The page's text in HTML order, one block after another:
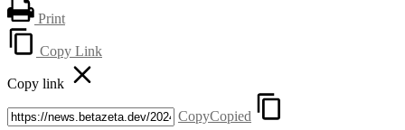
Print
Copy Link
Copy link
CopyCopied